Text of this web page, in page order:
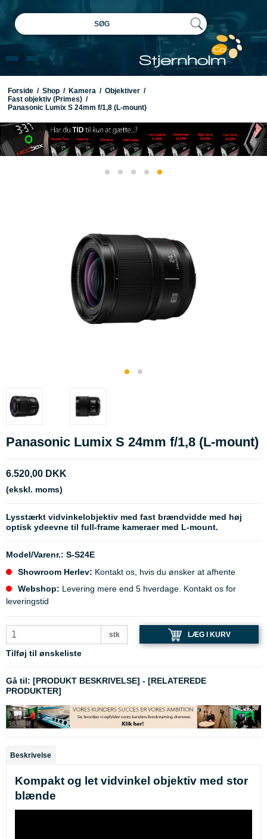
SØG
Forside / Shop / Kamera / Objektiver /
Fast objektiv (Primes) /
Panasonic Lumix S 24mm f/1,8 (L-mount)
Panasonic Lumix S 24mm f/1,8 (L-mount)
6.520,00 DKK
(ekskl. moms)
Lysstærkt vidvinkelobjektiv med fast brændvidde med høj
optisk ydeevne til full-frame kameraer med L-mount.
Model/Varenr.: S-S24E
Showroom Herlev: Kontakt os, hvis du ønsker at afhente
Webshop: Levering mere end 5 hverdage. Kontakt os for
leveringstid
stk LÆG I KURV
Tilføj til ønskeliste
Gå til: [PRODUKT BESKRIVELSE] - [RELATEREDE
PRODUKTER]
Beskrivelse
Kompakt og let vidvinkel objektiv med stor
blænde